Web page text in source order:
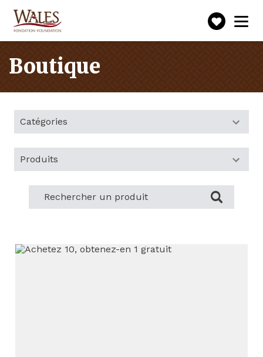
Faire
un
Toggle
navigation
Boutique